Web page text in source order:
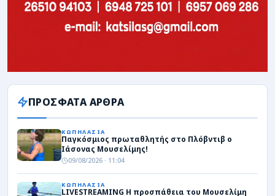
ΠΡΟΣΦΑΤΑ ΑΡΘΡΑ
ΚΩΠΗΛΑΣΙΑ
Παγκόσμιος πρωταθλητής στο Πλόβντιβ ο
Ιάσονας Μουσελίμης!
09/08/2026 · 11:04
ΚΩΠΗΛΑΣΙΑ
LIVESTREAMING Η προσπάθεια του Μουσελίμη